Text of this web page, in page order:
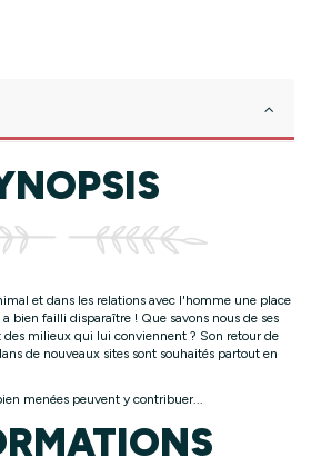
et dans les relations avec l'homme une place
bien failli disparaître ! Que savons nous de ses
milieux qui lui conviennent ? Son retour de
de nouveaux sites sont souhaités partout en
menées peuvent y contribuer...